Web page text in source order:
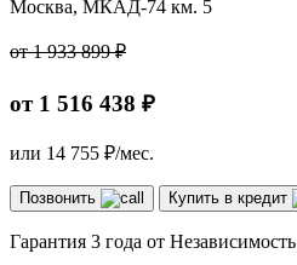
Москва, МКАД-74 км. 5
от 1 933 899 ₽
от 1 516 438 ₽
или 14 755 ₽/мес.
Позвонить Купить в кредит
Гарантия 3 года от Независимость